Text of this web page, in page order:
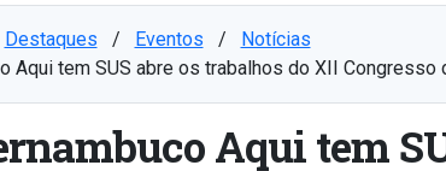
Destaques ⠀/⠀ Eventos ⠀/⠀ Notícias
Aqui tem SUS abre os trabalhos do XII
Aqui tem